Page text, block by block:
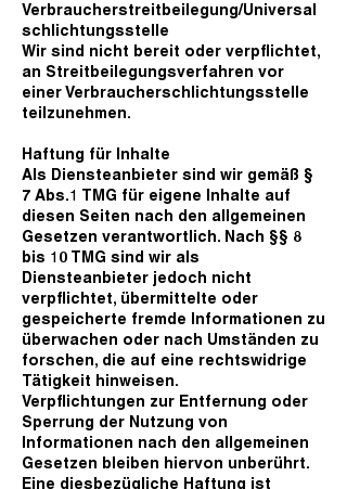
Verbraucherstreitbeilegung/Universal
schlichtungsstelle
Wir sind nicht bereit oder verpflichtet,
an Streitbeilegungsverfahren vor
einer Verbraucherschlichtungsstelle
teilzunehmen.
Haftung für Inhalte
Als Diensteanbieter sind wir gemäß §
7 Abs.1 TMG für eigene Inhalte auf
diesen Seiten nach den allgemeinen
Gesetzen verantwortlich. Nach §§ 8
bis 10 TMG sind wir als
Diensteanbieter jedoch nicht
verpflichtet, übermittelte oder
gespeicherte fremde Informationen zu
überwachen oder nach Umständen zu
forschen, die auf eine rechtswidrige
Tätigkeit hinweisen.
Verpflichtungen zur Entfernung oder
Sperrung der Nutzung von
Informationen nach den allgemeinen
Gesetzen bleiben hiervon unberührt.
Eine diesbezügliche Haftung ist